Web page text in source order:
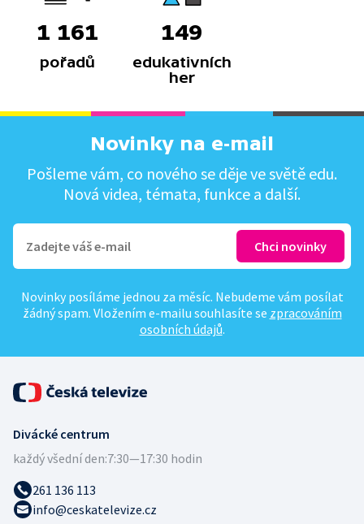
1 161
pořadů
149
edukativních
her
Novinky na e-mail
Pošleme vám, co nového se děje ve světě edu.
Nová videa, témata, funkce a další.
Novinky posíláme jednou za měsíc. Nebudeme vám posílat
žádný spam. Vložením e-mailu souhlasíte se zpracováním
osobních údajů.